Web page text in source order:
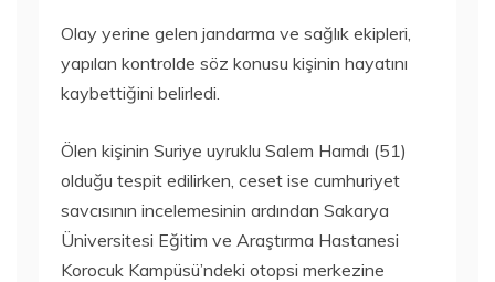
Olay yerine gelen jandarma ve sağlık ekipleri,
yapılan kontrolde söz konusu kişinin hayatını
kaybettiğini belirledi.
Ölen kişinin Suriye uyruklu Salem Hamdı (51)
olduğu tespit edilirken, ceset ise cumhuriyet
savcısının incelemesinin ardından Sakarya
Üniversitesi Eğitim ve Araştırma Hastanesi
Korocuk Kampüsü’ndeki otopsi merkezine